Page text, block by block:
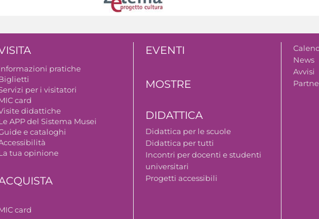
pratiche
per i visitatori
card
didattiche
APP del Sistema Musei
e cataloghi
tua opinione
card
EVENTI
MOSTRE
DIDATTICA
Didattica per le scuole
Didattica per tutti
Incontri per docenti e studenti
universitari
Progetti accessibili
News
Avvisi